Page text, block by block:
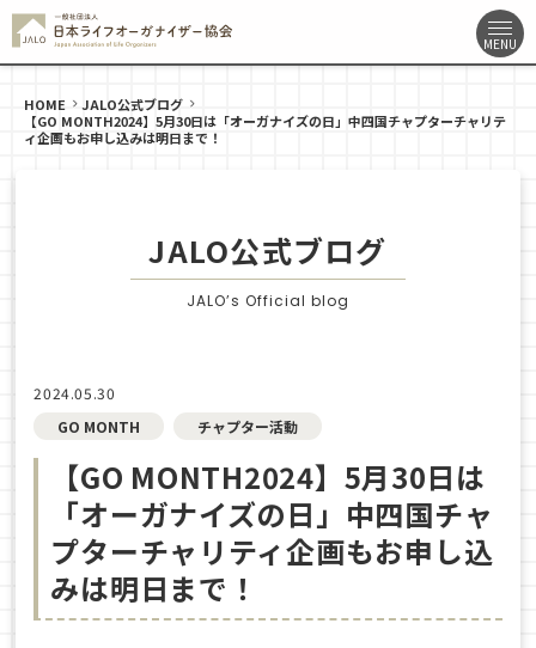
HOME
JALO公式ブログ
【GO MONTH2024】5月30日は「オーガナイズの日」中四国チャプターチャリテ
ィ企画もお申し込みは明日まで！
JALO公式ブログ
JALO’s Official blog
2024.05.30
GO MONTH
チャプター活動
【GO MONTH2024】5月30日は
「オーガナイズの日」中四国チャ
プターチャリティ企画もお申し込
みは明日まで！